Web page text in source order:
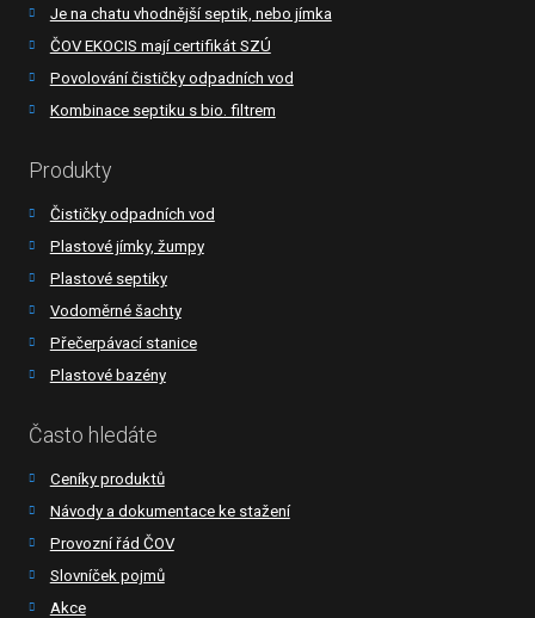
Je na chatu vhodnější septik, nebo jímka
ČOV EKOCIS mají certifikát SZÚ
Povolování čističky odpadních vod
Kombinace septiku s bio. filtrem
Produkty
Čističky odpadních vod
Plastové jímky, žumpy
Plastové septiky
Vodoměrné šachty
Přečerpávací stanice
Plastové bazény
Často hledáte
Ceníky produktů
Návody a dokumentace ke stažení
Provozní řád ČOV
Slovníček pojmů
Akce